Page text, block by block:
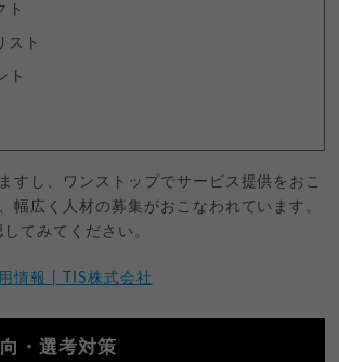
ト
スト
ト
すし、ワンストップでサービス提供をおこ
幅広く人材の募集がおこなわれています。
てみてください。
情報 | TIS株式会社
・選考対策